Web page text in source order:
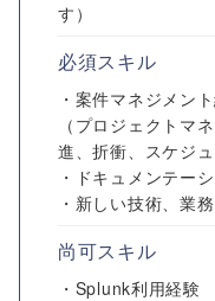
す）
必須スキル
・案件マネジメン
（プロジェクトマ
進、折衝、スケジ
・ドキュメンテー
・新しい技術、業
尚可スキル
・Splunk利用経験